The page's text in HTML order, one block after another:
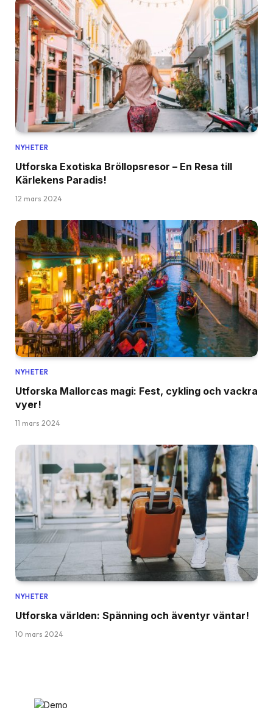
NYHETER
Utforska Exotiska Bröllopsresor – En Resa till
Kärlekens Paradis!
12 mars 2024
NYHETER
Utforska Mallorcas magi: Fest, cykling och vackra
vyer!
11 mars 2024
NYHETER
Utforska världen: Spänning och äventyr väntar!
10 mars 2024